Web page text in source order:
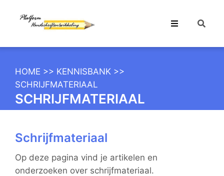
HOME >> KENNISBANK >>
SCHRIJFMATERIAAL
SCHRIJFMATERIAAL
Schrijfmateriaal
Op deze pagina vind je artikelen en
onderzoeken over schrijfmateriaal.